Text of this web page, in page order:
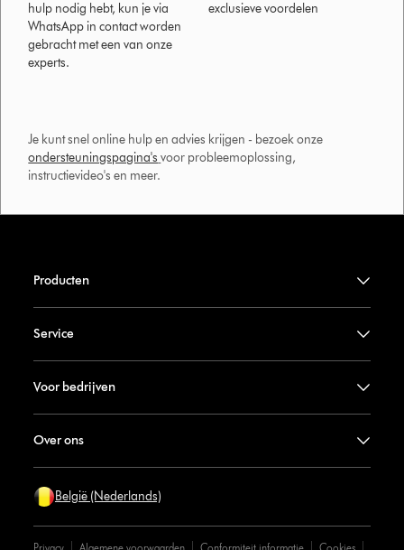
hulp nodig hebt, kun je via
WhatsApp in contact worden
gebracht met een van onze
experts.
exclusieve voordelen
Je kunt snel online hulp en advies krijgen - bezoek onze
ondersteuningspagina's voor probleemoplossing,
instructievideo's en meer.
Producten
Service
Voor bedrijven
Over ons
België (Nederlands)